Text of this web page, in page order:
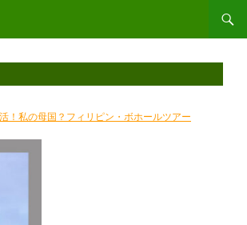
！私の母国？フィリピン・ボホールツアー